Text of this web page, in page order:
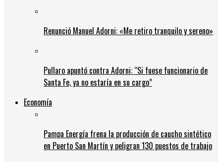
Renunció Manuel Adorni: «Me retiro tranquilo y sereno»
Pullaro apuntó contra Adorni: “Si fuese funcionario de
Santa Fe, ya no estaría en su cargo”
Economía
Pampa Energía frena la producción de caucho sintético
en Puerto San Martín y peligran 130 puestos de trabajo